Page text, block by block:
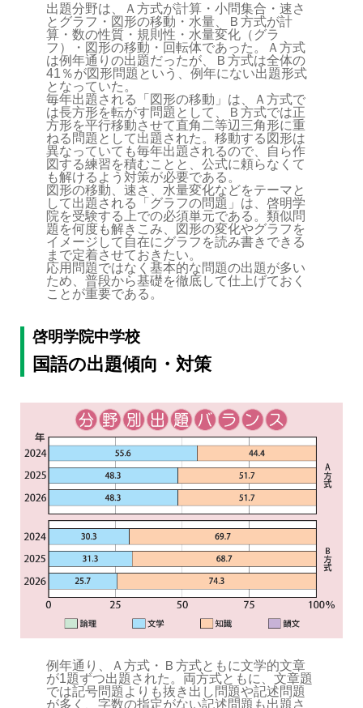
出題分野は、Ａ方式が計算・小問集合・速さ
とグラフ・図形の移動・水量、Ｂ方式が計
算・数の性質・規則性・水量変化（グラ
フ）・図形の移動・回転体であった。Ａ方式
は例年通りの出題だったが、Ｂ方式は全体の
41％が図形問題という、例年にない出題形式
となっていた。
毎年出題される「図形の移動」は、Ａ方式で
は長方形を転がす問題として、Ｂ方式では正
方形を平行移動させて直角二等辺三角形に重
ねる問題として出題された。移動する図形は
異なっていても毎年出題されるので、自ら作
図する練習を積むことと、公式に頼らなくて
も解けるよう対策が必要である。
図形の移動、速さ、水量変化などをテーマと
して出題される「グラフの問題」は、啓明学
院を受験する上での必須単元である。類似問
題を何度も解きこみ、図形の変化やグラフを
イメージして自在にグラフを読み書きできる
まで定着させておきたい。
応用問題ではなく基本的な問題の出題が多い
ため、普段から基礎を徹底して仕上げておく
ことが重要である。
啓明学院中学校
国語の出題傾向・対策
例年通り、Ａ方式・Ｂ方式ともに文学的文章
が1題ずつ出題された。両方式ともに、文章題
では記号問題よりも抜き出し問題や記述問題
が多く、字数の指定がない記述問題も出題さ